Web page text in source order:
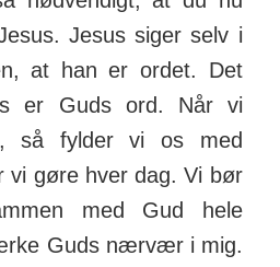
Jesus siger selv i
at han er ordet. Det
er Guds ord. Når vi
så fylder vi os med
vi gøre hver dag. Vi bør
med Gud hele
Guds nærvær i mig.